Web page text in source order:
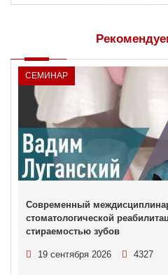
СЕМИНАР
Современный
стоматологической
стираемостью зубов
19 сентября 2026 4327